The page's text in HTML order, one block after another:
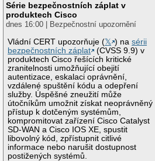
Série bezpečnostních záplat v
produktech Cisco
dnes 16:00 | Bezpečnostní upozornění
Vládní CERT upozorňuje (𝕏 ) nasérii
bezpečnostních záplat
(CVSS 9.9) v
produktech Cisco řešících kritické
zranitelnosti umožňující obejití
autentizace, eskalaci oprávnění,
vzdálené spuštění kódu a odepření
služby. Úspěšné zneužití může
útočníkům umožnit získat neoprávněný
přístup k dotčeným systémům,
kompromitovat zařízení Cisco Catalyst
SD-WAN a Cisco IOS XE, spustit
libovolný kód, zpřístupnit citlivé
informace nebo narušit dostupnost
postižených systémů.